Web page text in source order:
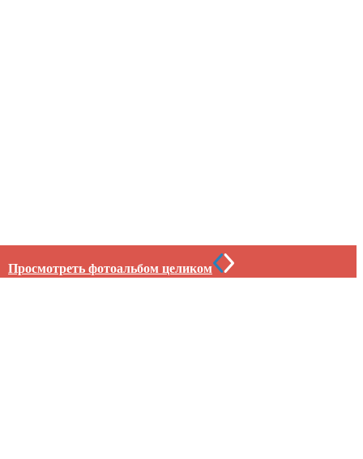
Просмотреть фотоальбом целиком